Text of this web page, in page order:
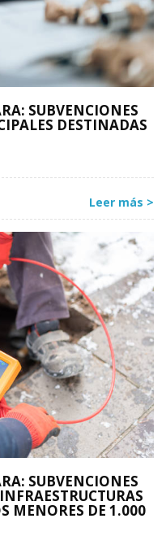
SUBVENCIONES
DESTINADAS
Leer más >
SUBVENCIONES
MENORES DE 1.000